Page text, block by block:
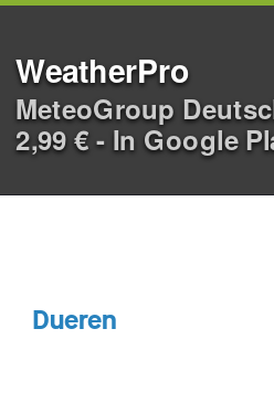
WeatherPro
MeteoGroup
2,99 € - In Google